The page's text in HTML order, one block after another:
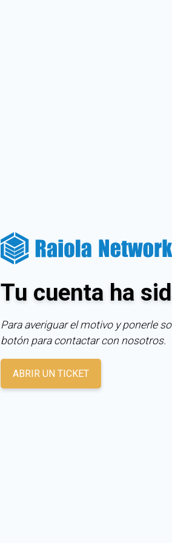
Tu cuenta ha
Para averiguar el motivo y ponerle
botón para contactar con nosotros.
ABRIR UN TICKET